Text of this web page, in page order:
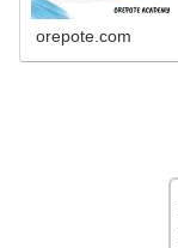
orepote.com